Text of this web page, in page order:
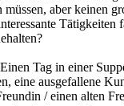
müssen, aber keinen
Tätigkeiten
Einen Tag in einer
eine ausgefallene
/ einen alten